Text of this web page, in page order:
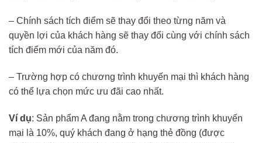
– Chính sách tích điểm sẽ thay đổi theo từng năm và
quyền lợi của khách hàng sẽ thay đổi cùng với chính sách
tích điểm mới của năm đó.
– Trường hợp có chương trình khuyến mại thì khách hàng
có thể lựa chọn mức ưu đãi cao nhất.
Ví dụ: Sản phẩm A đang nằm trong chương trình khuyến
mại là 10%, quý khách đang ở hạng thẻ đồng (được